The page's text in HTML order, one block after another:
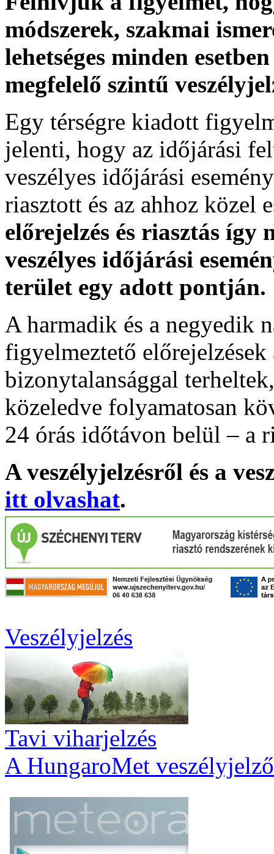
módszerek, szakmai
lehetséges minden
megfelelő szintű
Egy térségre kiadott
jelenti, hogy az időjárási
veszélyes időjárási
riasztott és az ahhoz közel
előrejelzés és riasztás
veszélyes időjárási
terület egy adott pontján.
A harmadik és a negyedik
figyelmeztető
bizonytalansággal
közeledve folyamatosan
24 órás időtávon belül – a
A veszélyjelzésről és a
itt olvashat.
Veszélyjelzés
Tavi viharjelzés
A HungaroMet